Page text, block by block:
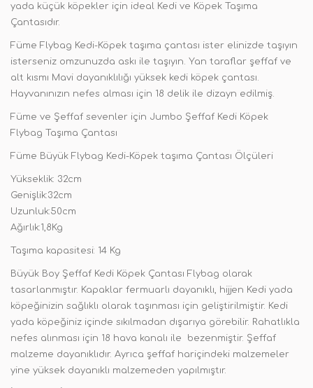
yada küçük köpekler için ideal Kedi ve Köpek Taşıma
Çantasıdır.
Füme Flybag Kedi-Köpek taşıma çantası ister elinizde taşıyın
isterseniz omzunuzda askı ile taşıyın. Yan taraflar şeffaf ve
alt kısmı Mavi dayanıklılığı yüksek kedi köpek çantası.
Hayvanınızın nefes alması için 18 delik ile dizayn edilmiş.
Füme ve Şeffaf sevenler için Jumbo Şeffaf Kedi Köpek
Flybag Taşıma Çantası
Füme Büyük Flybag Kedi-Köpek taşıma Çantası Ölçüleri
Yükseklik: 32cm
Genişlik:32cm
Uzunluk:50cm
Ağırlık:1,8Kg
Taşıma kapasitesi: 14 Kg
Büyük Boy Şeffaf Kedi Köpek Çantası Flybag olarak
tasarlanmıştır. Kapaklar fermuarlı dayanıklı, hijjen Kedi yada
köpeğinizin sağlıklı olarak taşınması için geliştirilmiştir. Kedi
yada köpeğiniz içinde sıkılmadan dışarıya görebilir. Rahatlıkla
nefes alınması için 18 hava kanalı ile bezenmiştir. Şeffaf
malzeme dayanıklıdır. Ayrıca şeffaf hariçindeki malzemeler
yine yüksek dayanıklı malzemeden yapılmıştır.